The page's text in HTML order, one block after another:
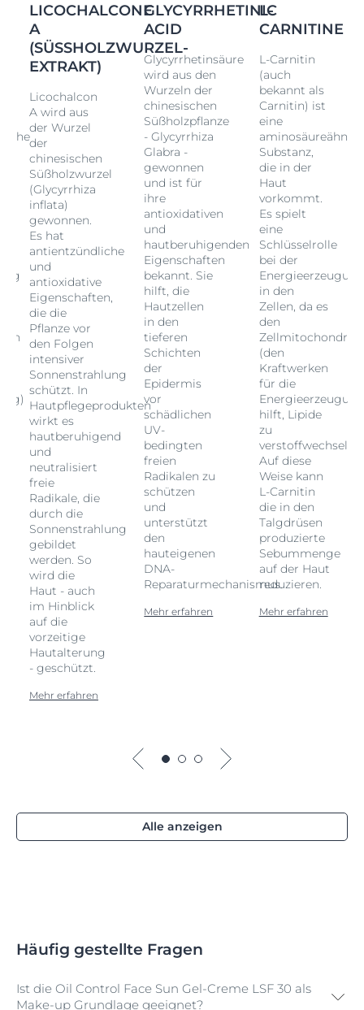
LICOCHALCONE
A
(SÜSSHOLZWURZEL-E
XTRAKT)
Licochalcon
A wird aus
der Wurzel
der
chinesischen
Süßholzwurzel
(Glycyrrhiza
inflata)
gewonnen.
Es hat
antientzündliche
und
antioxidative
Eigenschaften,
die die
Pflanze vor
den Folgen
intensiver
Sonnenstrahlung
schützt. In
Hautpflegeprodukten
wirkt es
hautberuhigend
und
neutralisiert
freie
Radikale, die
durch die
Sonnenstrahlung
gebildet
werden. So
wird die
Haut - auch
im Hinblick
auf die
vorzeitige
Hautalterung
- geschützt.
Mehr erfahren
GLYCYRRHETINIC
ACID
Glycyrrhetinsäure
wird aus den
Wurzeln der
chinesischen
Süßholzpflanze
- Glycyrrhiza
Glabra -
gewonnen
und ist für
ihre
antioxidativen
und
hautberuhigenden
Eigenschaften
bekannt. Sie
hilft, die
Hautzellen
in den
tieferen
Schichten
der
Epidermis
vor
schädlichen
UV-
bedingten
freien
Radikalen zu
schützen
und
unterstützt
den
hauteigenen
DNA-
Reparaturmechanismus.
Mehr erfahren
L-
CARNITINE
L-Carnitin
(auch
bekannt als
Carnitin) ist
eine
Substanz,
die in der
Haut
vorkommt.
Es spielt
eine
Schlüsselrolle
bei der
Energieerzeugung
in den
Zellen, da es
den
Zellmitochondrien
(den
Kraftwerken
für die
hilft, Lipide
zu
verstoffwechseln.
Auf diese
Weise kann
L-Carnitin
die in den
Talgdrüsen
produzierte
Sebummenge
auf der Haut
reduzieren.
Mehr erfahren
Alle anzeigen
Häufig gestellte Fragen
Ist die Oil Control Face Sun Gel-Creme LSF 30 als
Make-up Grundlage geeignet?